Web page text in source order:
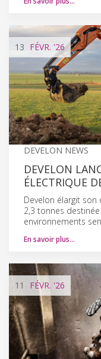
13 FÉVR. '26
DEVELON NEWS
DEVELON
ÉLECTRIQUE
Develon élargit
2,3 tonnes
environnements
En savoir plus…
11 FÉVR. '26